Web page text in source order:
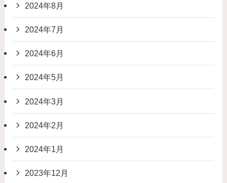
2024年8月
2024年7月
2024年6月
2024年5月
2024年3月
2024年2月
2024年1月
2023年12月